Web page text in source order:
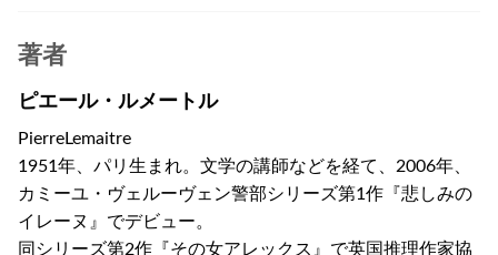
著者
ピエール・ルメートル
PierreLemaitre
1951年、パリ生まれ。文学の講師などを経て、2006年、
カミーユ・ヴェルーヴェン警部シリーズ第1作『悲しみの
イレーヌ』でデビュー。
同シリーズ第2作『その女アレックス』で英国推理作家協